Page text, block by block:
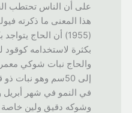
على أن الناس تحتطب
هذا المعنى ما ذكرته
(1955) أن الحاج
بكثرة لاستخدامه كوقود
والحاج نبات شوكي
إلى 50سم وهو نبات
في النمو في شهر أبريل
وشوكه دقيق ولين خاصة